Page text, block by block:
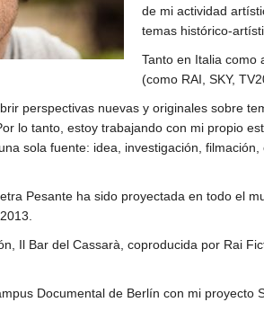
de mi actividad
temas histórico-
Tanto en Italia como
(como RAI, SKY,
perspectivas nuevas y originales sobre
lo tanto, estoy trabajando con mi propio
sola fuente: idea, investigación,
Pesante ha sido proyectada en todo el
Il Bar del Cassarà, coproducida por Rai
Documental de Berlín con mi proyecto